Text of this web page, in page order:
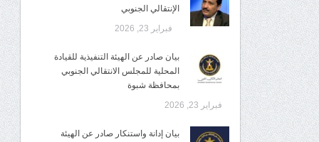
الإنتقالي الجنوبي
فبراير 23, 2026
بيان صادر عن الهيئة التنفيذية للقيادة
المحلية للمجلس الانتقالي الجنوبي
بمحافظة شبوة
فبراير 23, 2026
بيان إدانة واستنكار صادر عن الهيئة